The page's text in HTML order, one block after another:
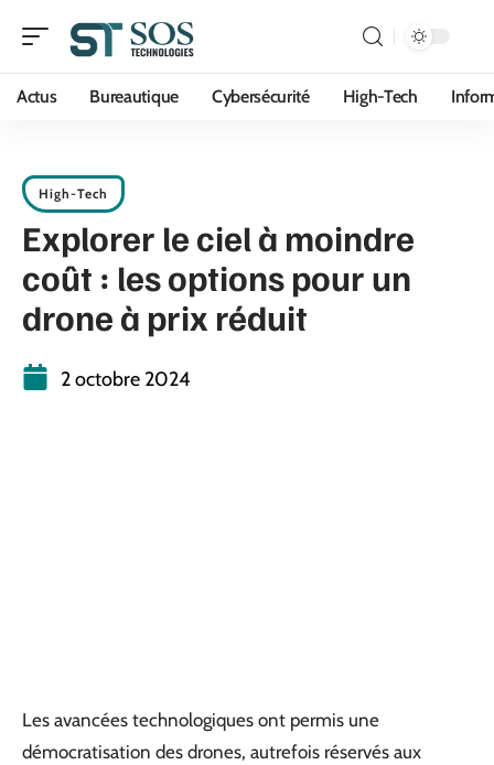
Actus Bureautique Cybersécurité High-Tech
High-Tech
Explorer le ciel à moindre
coût : les options pour un
drone à prix réduit
2 octobre 2024
Les avancées technologiques ont permis une
démocratisation des drones, autrefois réservés aux